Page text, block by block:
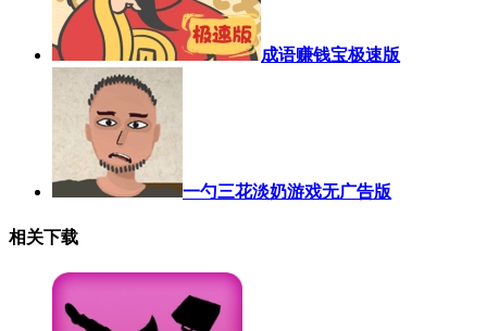
成语赚钱宝极速版
一勺三花淡奶游戏无广告版
相关下载